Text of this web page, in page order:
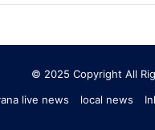
© 2025 Copyright All
live news
local news